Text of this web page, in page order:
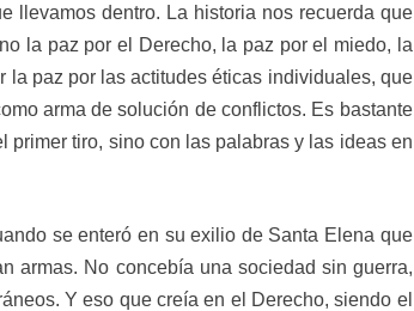
llevamos dentro. La historia nos recuerda que
la paz por el Derecho, la paz por el miedo, la
la paz por las actitudes éticas individuales, que
arma de solución de conflictos. Es bastante
tiro, sino con las palabras y las ideas en
se enteró en su exilio de Santa Elena que
armas. No concebía una sociedad sin guerra,
Y eso que creía en el Derecho, siendo el